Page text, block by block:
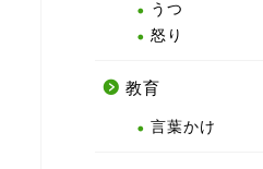
うつ
怒り
教育
言葉かけ